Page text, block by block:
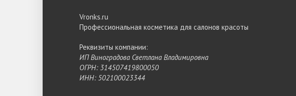
Vronks.ru
Профессиональная косметика для салонов красоты
Реквизиты компании:
ИП Виноградова Светлана Владимировна
ОГРН: 314507419800050
ИНН: 502100023344